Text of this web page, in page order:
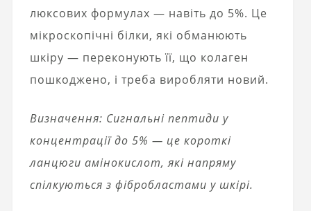
люксових формулах — навіть до 5%. Це
мікроскопічні білки, які обманюють
шкіру — переконують її, що колаген
пошкоджено, і треба виробляти новий.
Визначення: Сигнальні пептиди у
концентрації до 5% — це короткі
ланцюги амінокислот, які напряму
спілкуються з фібробластами у шкірі.